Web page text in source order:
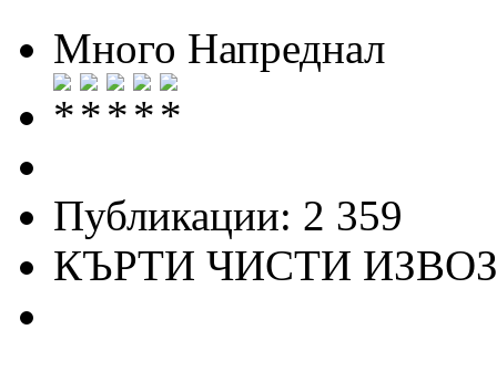
Много Напреднал
Публикации: 2 359
КЪРТИ ЧИСТИ